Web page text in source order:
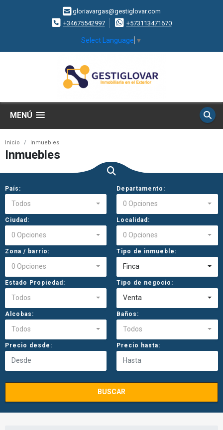
gloriavargas@gestiglovar.com
+34675542997
+573113471670
Select Language ▼
MENÚ
Inicio Inmuebles
Inmuebles
País:
Todos
Departamento:
0 Opciones
Ciudad:
0 Opciones
Localidad:
0 Opciones
Zona / barrio:
0 Opciones
Tipo de inmueble:
Finca
Estado Propiedad:
Todos
Tipo de negocio:
Venta
Alcobas:
Todos
Baños:
Todos
Precio desde: Precio hasta:
BUSCAR